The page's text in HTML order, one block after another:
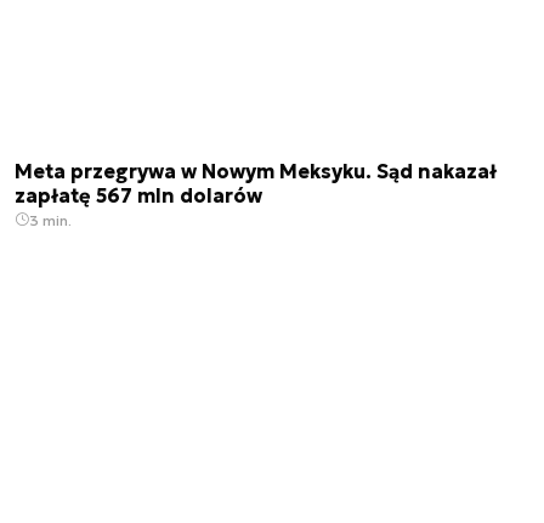
Meta przegrywa w Nowym Meksyku. Sąd nakazał
zapłatę 567 mln dolarów
3 min.